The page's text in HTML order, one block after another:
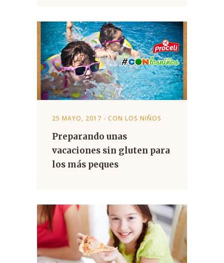
25 MAYO, 2017 - CON LOS NIÑOS
Preparando unas
vacaciones sin gluten para
los más peques